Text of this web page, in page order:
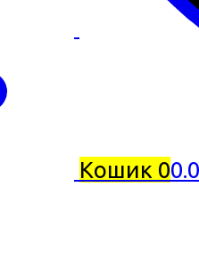
Кошик 0